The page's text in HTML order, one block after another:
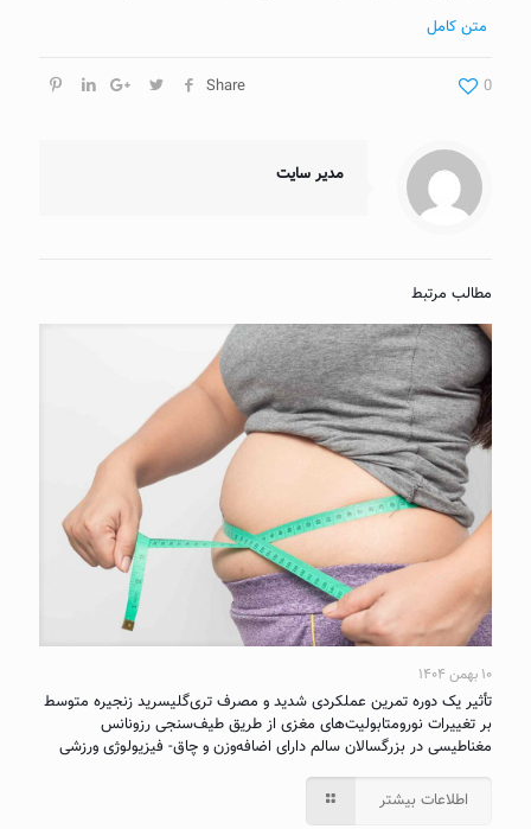
متن کامل
Share 0
مدیر سایت
مطالب مرتبط
۱۰ بهمن ۱۴۰۴
تأثیر یک دوره تمرین عملکردی شدید و مصرف تری‌گلیسرید زنجیره متوسط
بر تغییرات نورومتابولیت‌های مغزی از طریق طیف‌سنجی رزونانس
مغناطیسی در بزرگسالان سالم دارای اضافه‌وزن و چاق- فیزیولوژی ورزشی
اطلاعات بیشتر